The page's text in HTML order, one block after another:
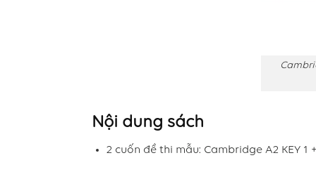
Nội dung sách
2 cuốn đề thi mẫu: Cambridge A2 KEY 1